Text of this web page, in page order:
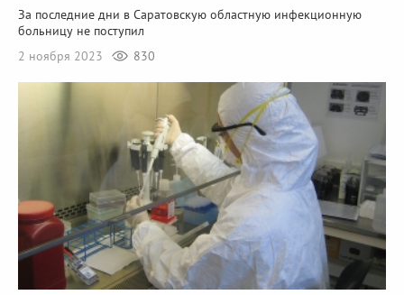
За последние дни в Саратовскую областную инфекционную
больницу не поступил
2 ноября 2023
830